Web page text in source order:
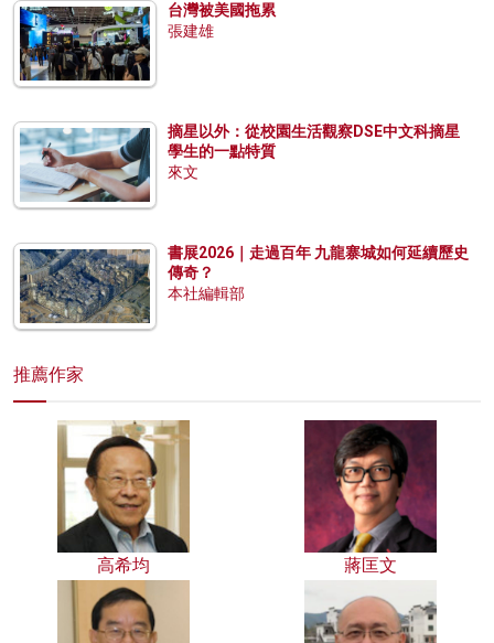
台灣被美國拖累
張建雄
摘星以外：從校園生活觀察DSE中文科摘星
學生的一點特質
來文
書展2026｜走過百年 九龍寨城如何延續歷史
傳奇？
本社編輯部
推薦作家
高希均 蔣匡文